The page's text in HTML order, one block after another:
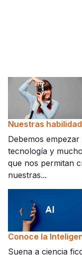
Nuestras
Debemos
tecnología y
que nos permitan
nuestras...
Conoce la
Suena a ciencia